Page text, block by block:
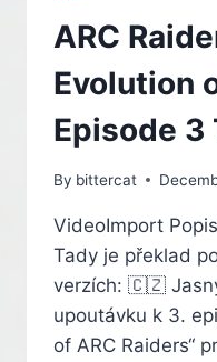
ARC
Evolution
Episode 3
By bittercat
VideoImport
Tady je překlad
verzích: 🇨🇿
upoutávku k 3.
of ARC Raiders“